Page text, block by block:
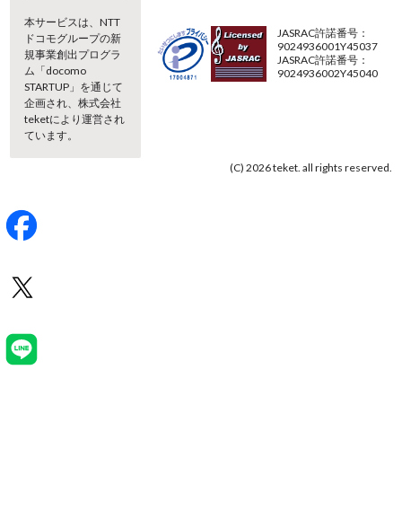
本サービスは、NTT
ドコモグループの新
規事業創出プログラ
ム「docomo
STARTUP」を通じて
企画され、株式会社
teketにより運営され
ています。
JASRAC許諾番号：
9024936001Y45037
JASRAC許諾番号：
9024936002Y45040
(C) 2026 teket. all rights reserved.